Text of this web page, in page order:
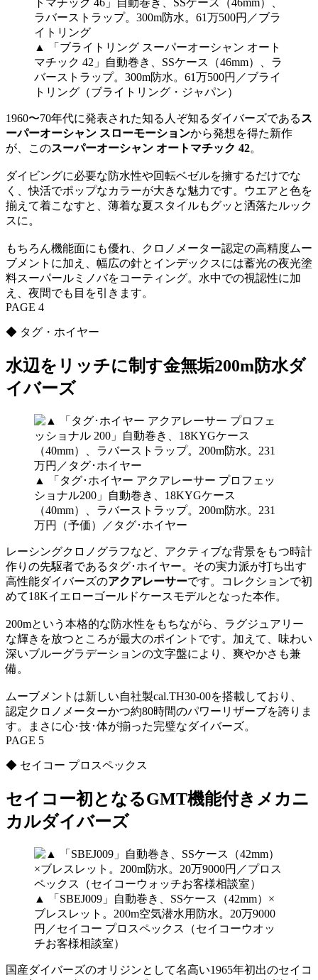
▲ 「ブライトリング スーパーオーシャン オート
マチック 42」自動巻き、SSケース（46mm）、ラ
バーストラップ。300m防水。61万500円／ブライ
トリング（ブライトリング・ジャパン）
1960〜70年代に発表された知る人ぞ知るダイバーズである ス
ーパーオーシャン スローモーションから発想を得た新作
が、このスーパーオーシャン オートマチック 42。
ダイビングに必要な防水性や回転ベゼルを擁するだけでな
く、快活でポップなカラーが大きな魅力です。ウエアと色を
揃えて着こなすと、薄着な夏スタイルもグッと洒落たルック
スに。
もちろん機能面にも優れ、クロノメーター認定の高精度ムー
ブメントに加え、幅広の針とインデックスには蓄光の夜光塗
料スーパールミノバをコーティング。水中での視認性に加
え、夜間でも目を引きます。
PAGE 4
◆ タグ・ホイヤー
水辺をリッチに制す金無垢200m防水ダ
イバーズ
▲ 「タグ･ホイヤー アクアレーサー プロフェッ
ショナル200」自動巻き、18KYGケース
（40mm）、ラバーストラップ。200m防水。231
万円（予価）／タグ･ホイヤー
レーシングクロノグラフなど、アクティブな背景をもつ時計
作りの先駆者であるタグ･ホイヤー。その実力派が打ち出す
高性能ダイバーズのアクアレーサーです。コレクションで初
めて18Kイエローゴールドケースモデルとなった本作。
200mという本格的な防水性をもちながら、ラグジュアリー
な輝きを放つところが最大のポイントです。加えて、味わい
深いブルーグラデーションの文字盤により、爽やかさも兼
備。
ムーブメントは新しい自社製cal.TH30-00を搭載しており、
認定クロノメーターかつ約80時間のパワーリザーブを誇りま
す。まさに心･技･体が揃った完璧なダイバーズ。
PAGE 5
◆ セイコー プロスペックス
セイコー初となるGMT機能付きメカニ
カルダイバーズ
▲ 「SBEJ009」自動巻き、SSケース（42mm）×
ブレスレット。200m空気潜水用防水。20万9000
円／セイコー プロスペックス（セイコーウオッ
チお客様相談室）
国産ダイバーズのオリジンとして名高い1965年初出のセイコ